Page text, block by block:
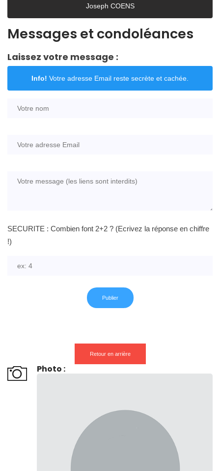
Joseph COENS
Messages et condoléances
Laissez votre message :
Info! Votre adresse Email reste secrète et cachée.
SECURITE : Combien font 2+2 ? (Ecrivez la réponse en chiffre
!)
Retour en arrière
Photo :